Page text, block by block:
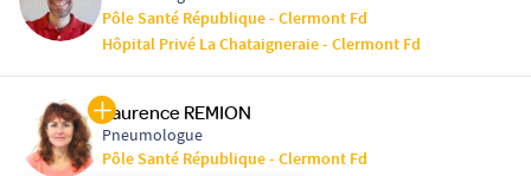
Pôle Santé République - Clermont Fd
Hôpital Privé La Chataigneraie - Clermont Fd
Laurence REMION
Pneumologue
Pôle Santé République - Clermont Fd